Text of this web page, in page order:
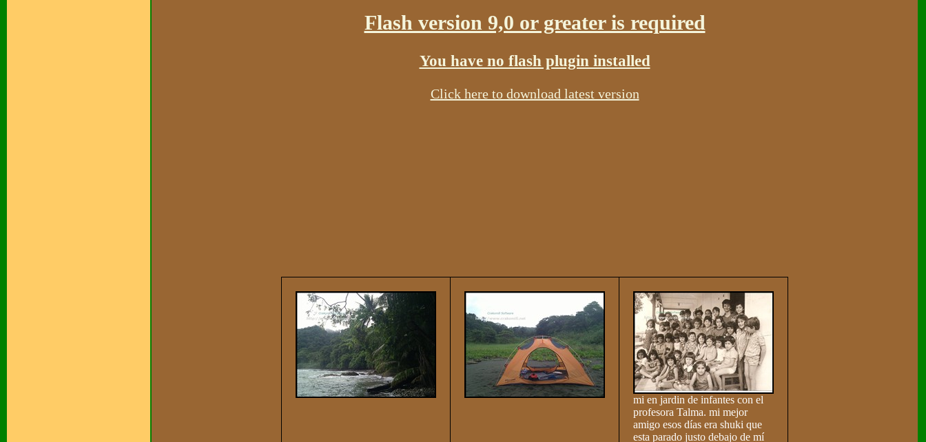
Flash version 9,0 or greater is required
You have no flash plugin installed
Click here to download latest version
mi en jardin de infantes con el
profesora Talma. mi mejor
amigo esos días era shuki que
esta parado justo debajo de mí